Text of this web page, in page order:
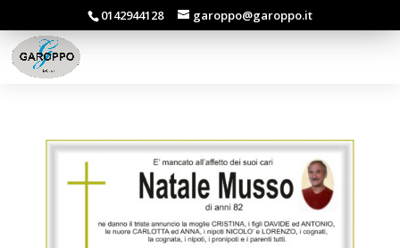
0142944128 garoppo@garoppo.it